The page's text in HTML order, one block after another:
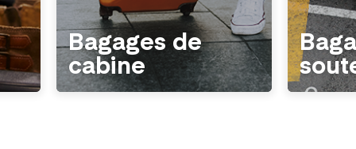
Bagages de
cabine